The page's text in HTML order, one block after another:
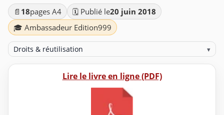
📄 18pages A4 🗓️ Publié le20 juin 2018
🎓 Ambassadeur Edition999
Droits & réutilisation ▾
Lire le livre en ligne (PDF)